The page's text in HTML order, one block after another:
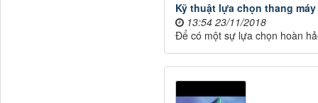
Kỹ thuật lựa chọn thang máy
13:54 23/11/2018
Để có một sự lựa chọn hoàn